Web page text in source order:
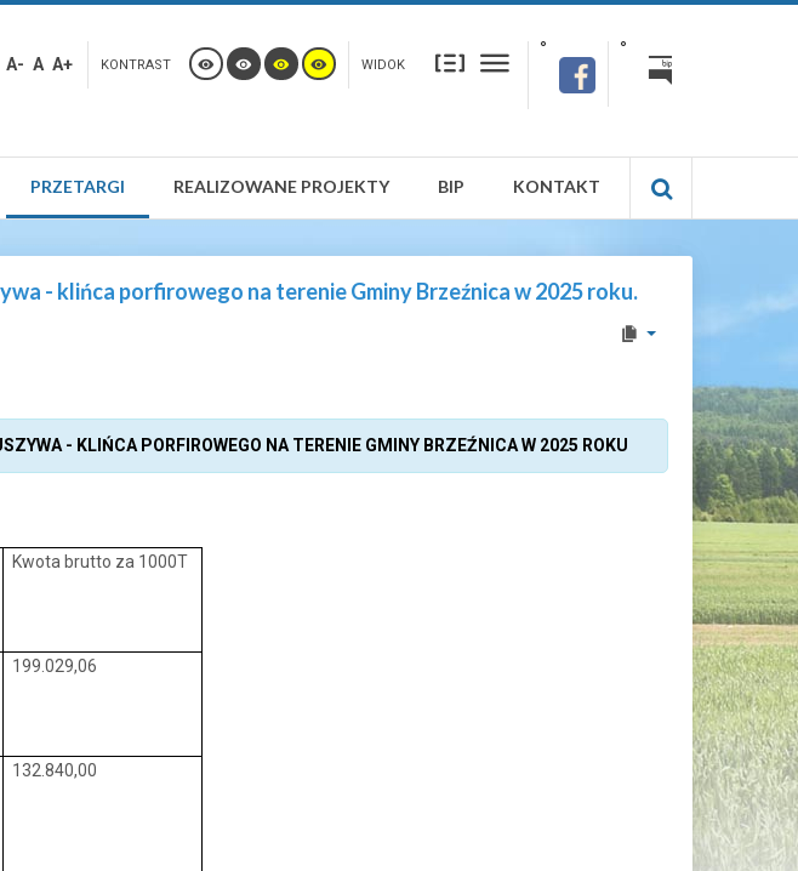
A- A A+ KONTRAST WIDOK
PRZETARGI REALIZOWANE PROJEKTY BIP KONTAKT
- klińca porfirowego na terenie Gminy Brzeźnica w 2025 roku.
- KLIŃCA PORFIROWEGO NA TERENIE GMINY BRZEŹNICA W 2025 ROKU
Kwota brutto za 1000T
199.029,06
132.840,00